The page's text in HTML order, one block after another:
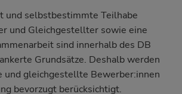
und selbstbestimmte Teilhabe
und Gleichgestellter sowie eine
sind innerhalb des DB
Grundsätze. Deshalb werden
und gleichgestellte Bewerber:innen
bevorzugt berücksichtigt.